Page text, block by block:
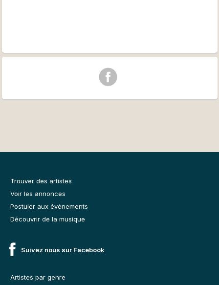
Trouver des artistes
Voir les annonces
Postuler aux événements
Découvrir de la musique
Suivez nous sur Facebook
Artistes par genre